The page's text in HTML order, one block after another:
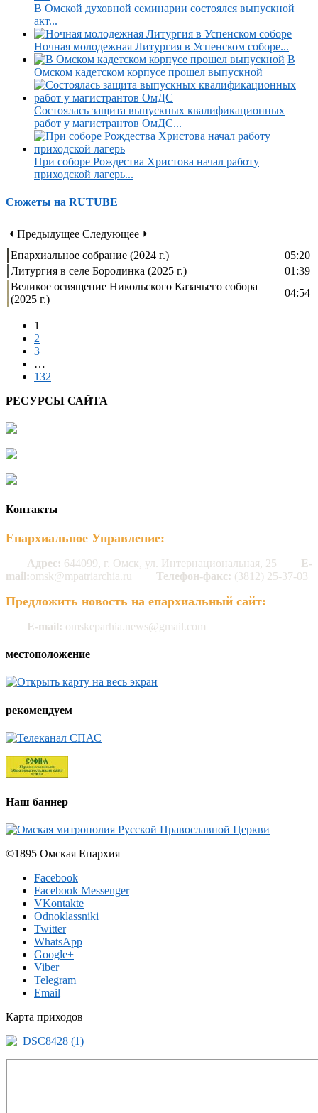
В Омской духовной семинарии состоялся выпускной
акт...
Ночная молодежная Литургия в Успенском соборе...
В
Омском кадетском корпусе прошел выпускной
Состоялась защита выпускных квалификационных
работ у магистрантов ОмДС...
При соборе Рождества Христова начал работу
приходской лагерь...
Сюжеты на RUTUBE
⏴ Предыдущее Следующее ⏵
Епархиальное собрание (2024 г.)
05:20
Литургия в селе Бородинка (2025 г.)
01:39
Великое освящение Никольского Казачьего собора
(2025 г.)
04:54
1
2
3
…
132
РЕСУРСЫ САЙТА
Контакты
Епархиальное Управление:
Адрес: 644099, г. Омск, ул. Интернациональная, 25
E-
mail:omsk@mpatriarchia.ru Телефон-факс: (3812) 25-37-03
Предложить новость на епархиальный сайт:
E-mail: omskeparhia.news@gmail.com
местоположение
рекомендуем
Наш баннер
©1895 Омская Епархия
Facebook
Facebook Messenger
VKontakte
Odnoklassniki
Twitter
WhatsApp
Google+
Viber
Telegram
Email
Карта приходов